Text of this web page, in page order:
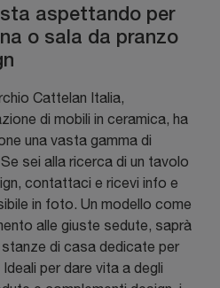
aspettando per
o sala da pranzo
Cattelan Italia,
di mobili in ceramica, ha
una vasta gamma di
sei alla ricerca di un tavolo
contattaci e ricevi info e
in foto. Un modello come
alle giuste sedute, saprà
di casa dedicate per
per dare vita a degli